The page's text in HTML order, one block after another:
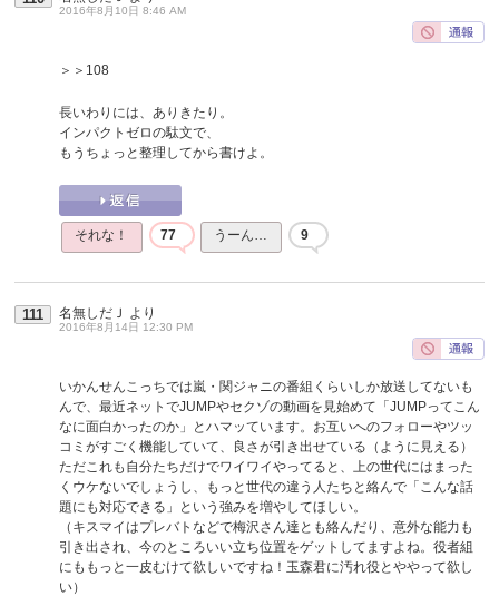
2016年8月10日 8:46 AM
＞＞108
長いわりには、ありきたり。
インパクトゼロの駄文で、
もうちょっと整理してから書けよ。
それな！ 77 うーん… 9
111 名無しだＪ より
2016年8月14日 12:30 PM
いかんせんこっちでは嵐・関ジャニの番組くらいしか放送してないも
んで、最近ネットでJUMPやセクゾの動画を見始めて「JUMPってこん
なに面白かったのか」とハマッています。お互いへのフォローやツッ
コミがすごく機能していて、良さが引き出せている（ように見える）
ただこれも自分たちだけでワイワイやってると、上の世代にはまった
くウケないでしょうし、もっと世代の違う人たちと絡んで「こんな話
題にも対応できる」という強みを増やしてほしい。
（キスマイはプレバトなどで梅沢さん達とも絡んだり、意外な能力も
引き出され、今のところいい立ち位置をゲットしてますよね。役者組
にももっと一皮むけて欲しいですね！玉森君に汚れ役とややって欲し
い）